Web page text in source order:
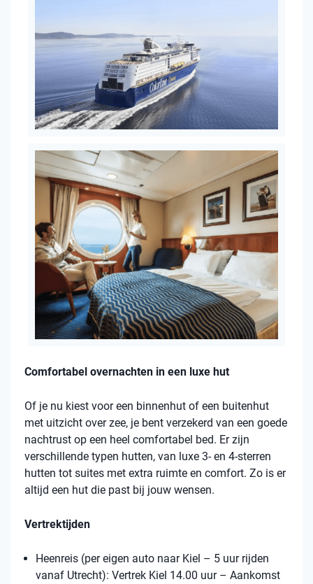
Comfortabel overnachten in een luxe hut
Of je nu kiest voor een binnenhut of een buitenhut
met uitzicht over zee, je bent verzekerd van een goede
nachtrust op een heel comfortabel bed. Er zijn
verschillende typen hutten, van luxe 3- en 4-sterren
hutten tot suites met extra ruimte en comfort. Zo is er
altijd een hut die past bij jouw wensen.
Vertrektijden
Heenreis (per eigen auto naar Kiel – 5 uur rijden
vanaf Utrecht): Vertrek Kiel 14.00 uur – Aankomst